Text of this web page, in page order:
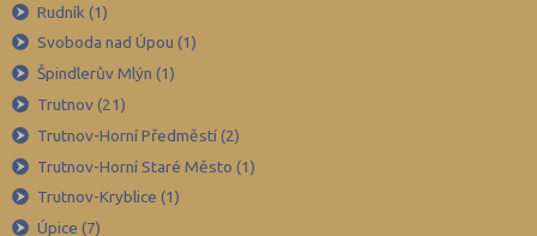
Karlovy Vary (93)
Karviná (145)
Kladno (129)
Klatovy (69)
Kroměříž (96)
Rudník (1)
Svoboda nad Úpou (1)
Špindlerův Mlýn (1)
Trutnov (21)
Trutnov-Horní Předměstí (2)
Trutnov-Horní Staré Město (1)
Trutnov-Kryblice (1)
Úpice (7)